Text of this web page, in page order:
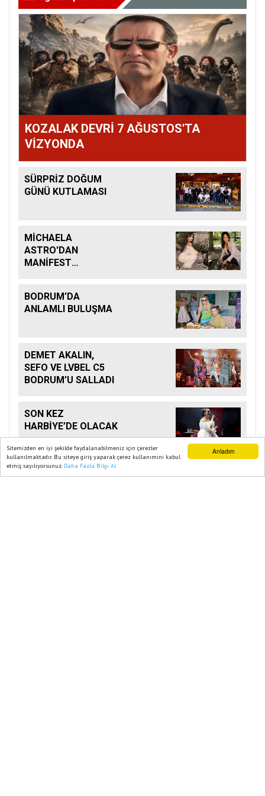
Anladım
Sitemizden en iyi şekilde faydalanabilmeniz için çerezler
kullanılmaktadır. Bu siteye giriş yaparak çerez kullanımını kabul
etmiş sayılıyorsunuz. Daha Fazla Bilgi Al
KOZALAK DEVRİ 7 AĞUSTOS'TA
VİZYONDA
SÜRPRİZ DOĞUM
GÜNÜ KUTLAMASI
MİCHAELA
ASTRO'DAN
MANİFEST
BODRUM’DA
ANLAMLI BULUŞMA
DEMET AKALIN,
SEFO VE LVBEL C5
BODRUM’U SALLADI
SON KEZ
HARBİYE’DE OLACAK
Ana Sayfa Web TV